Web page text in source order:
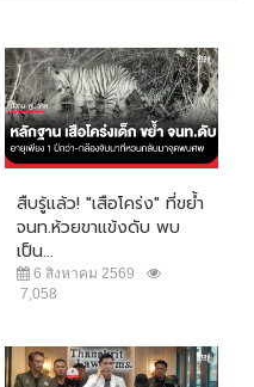
สืบรู้แล้ว! "เสือโคร่ง" ที่ขย้ำ
จนท.ห้วยขาแข้งดับ พบ
เป็น...
6 สิงหาคม 2569
7,058